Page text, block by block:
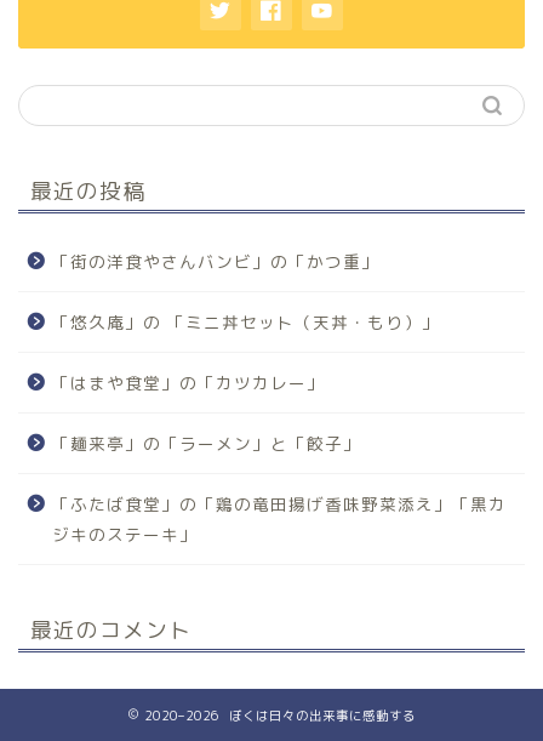
最近の投稿
「街の洋食やさんバンビ」の「かつ重」
「悠久庵」の 「ミニ丼セット（天丼・もり）」
「はまや食堂」の「カツカレー」
「麺来亭」の「ラーメン」と「餃子」
「ふたば食堂」の「鶏の竜田揚げ香味野菜添え」「黒カ
ジキのステーキ」
最近のコメント
2020–2026 ぼくは日々の出来事に感動する